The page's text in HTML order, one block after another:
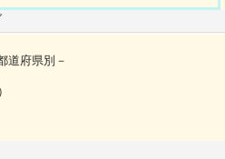
道府県別－